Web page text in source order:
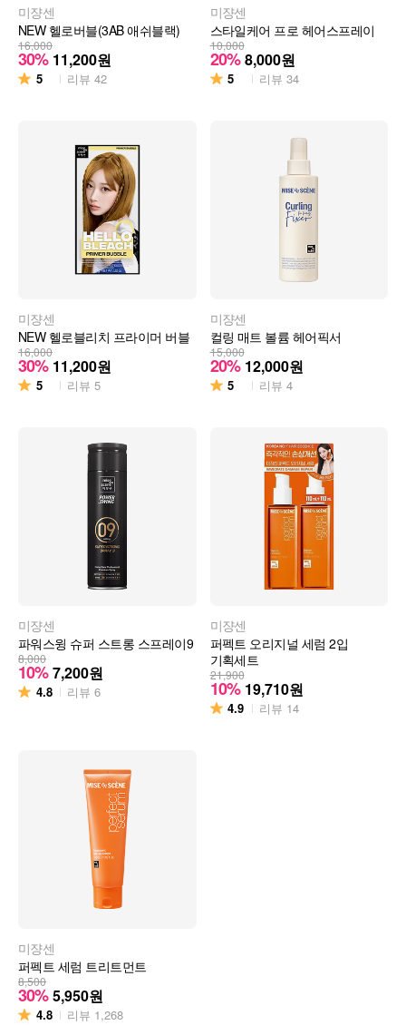
미쟝센
NEW 헬로버블(3AB 애쉬블랙)
16,000
30% 11,200원
5 리뷰 42
미쟝센
스타일케어 프로 헤어스프레이
10,000
20% 8,000원
5 리뷰 34
미쟝센
NEW 헬로블리치 프라이머 버블
16,000
30% 11,200원
5 리뷰 5
미쟝센
컬링 매트 볼륨 헤어픽서
15,000
20% 12,000원
5 리뷰 4
미쟝센
파워스윙 슈퍼 스트롱 스프레이9
8,000
10% 7,200원
4.8 리뷰 6
미쟝센
퍼펙트 오리지널 세럼 2입
기획세트
21,900
10% 19,710원
4.9 리뷰 14
미쟝센
퍼펙트 세럼 트리트먼트
8,500
30% 5,950원
4.8 리뷰 1,268